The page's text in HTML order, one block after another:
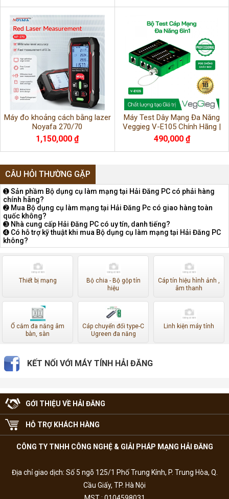
Máy đo khoảng cách bằng lazer
Noyafa 270/70
1,150,000 ₫
Máy Test Dây Mạng Đa Năng
Veggieg V-E105 Chính Hãng |
Kiểm Tra LAN, RJ45, RJ11
490,000 ₫
CÂU HỎI THƯỜNG GẶP
➊ Sản phầm Bộ dụng cụ làm mạng tại Hải Đăng PC có phải hàng
chính hãng?
➋ Mua Bộ dụng cụ làm mạng tại Hải Đăng Pc có giao hàng toàn
quốc không?
➌ Nhà cung cấp Hải Đăng PC có uy tín, danh tiếng?
➍ Có hỗ trợ kỹ thuật khi mua Bộ dụng cụ làm mạng tại Hải Đăng PC
không?
Thiết bị mạng
Bộ chia - Bộ gộp tín
hiệu
Cáp tín hiệu hình ảnh ,
âm thanh
Ổ cắm đa năng âm
bàn, sàn
Cáp chuyển đổi type-C
Ugreen đa năng
Linh kiện máy tính
KẾT NỐI VỚI MÁY TÍNH HẢI ĐĂNG
GỚI THIỆU VỀ HẢI ĐĂNG
HỖ TRỢ KHÁCH HÀNG
CÔNG TY TNHH CÔNG NGHỆ & GIẢI PHÁP MẠNG HẢI ĐĂNG
Địa chỉ giao dịch: Số 5 ngõ 125/1 Phố Trung Kính, P. Trung Hòa, Q.
Cầu Giấy, TP. Hà Nội